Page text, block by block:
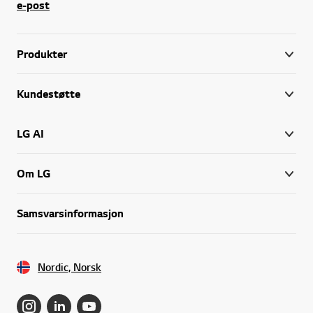
e-post
Produkter
Kundestøtte
LG AI
Om LG
Samsvarsinformasjon
Nordic, Norsk